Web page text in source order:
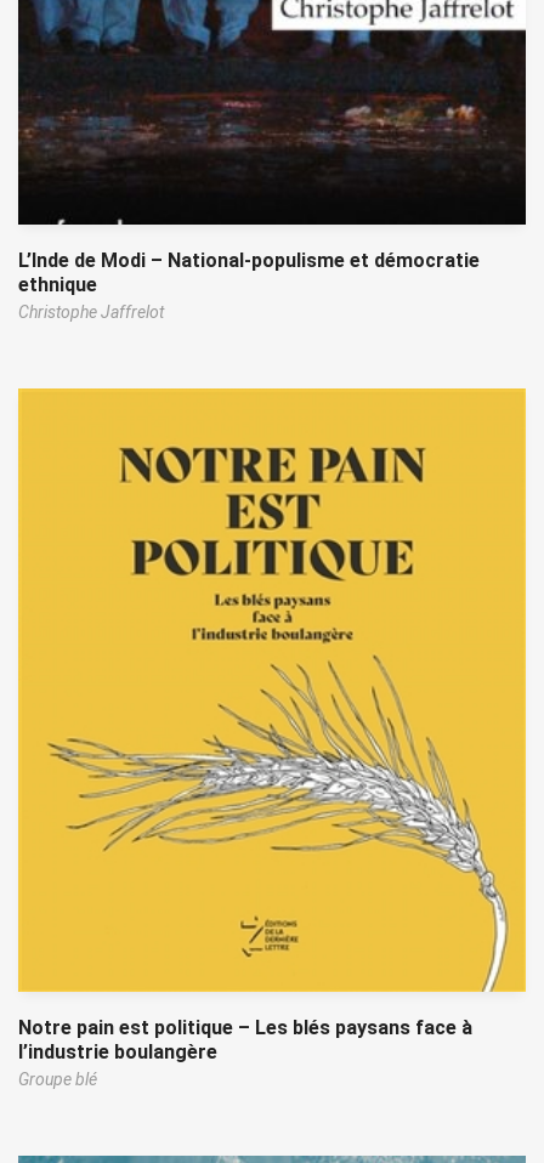
L’Inde de Modi – National-populisme et démocratie
ethnique
Christophe Jaffrelot
Notre pain est politique – Les blés paysans face à
l’industrie boulangère
Groupe blé